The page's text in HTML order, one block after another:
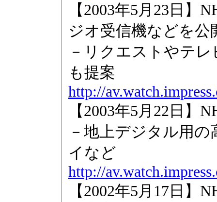
【2003年5月23日】
ジオ受信機などを公
－リクエストやテ
も提案
http://
【2003年5月22日】
－地上デジタル用
イなど
http://
【2002年5月17日】